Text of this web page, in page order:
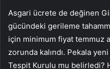
Asgari ücrete de değinen
gücündeki gerileme
için minimum fiyat temmuz
zorunda kalındı. Pekala
Tespit Kurulu mu belirledi?